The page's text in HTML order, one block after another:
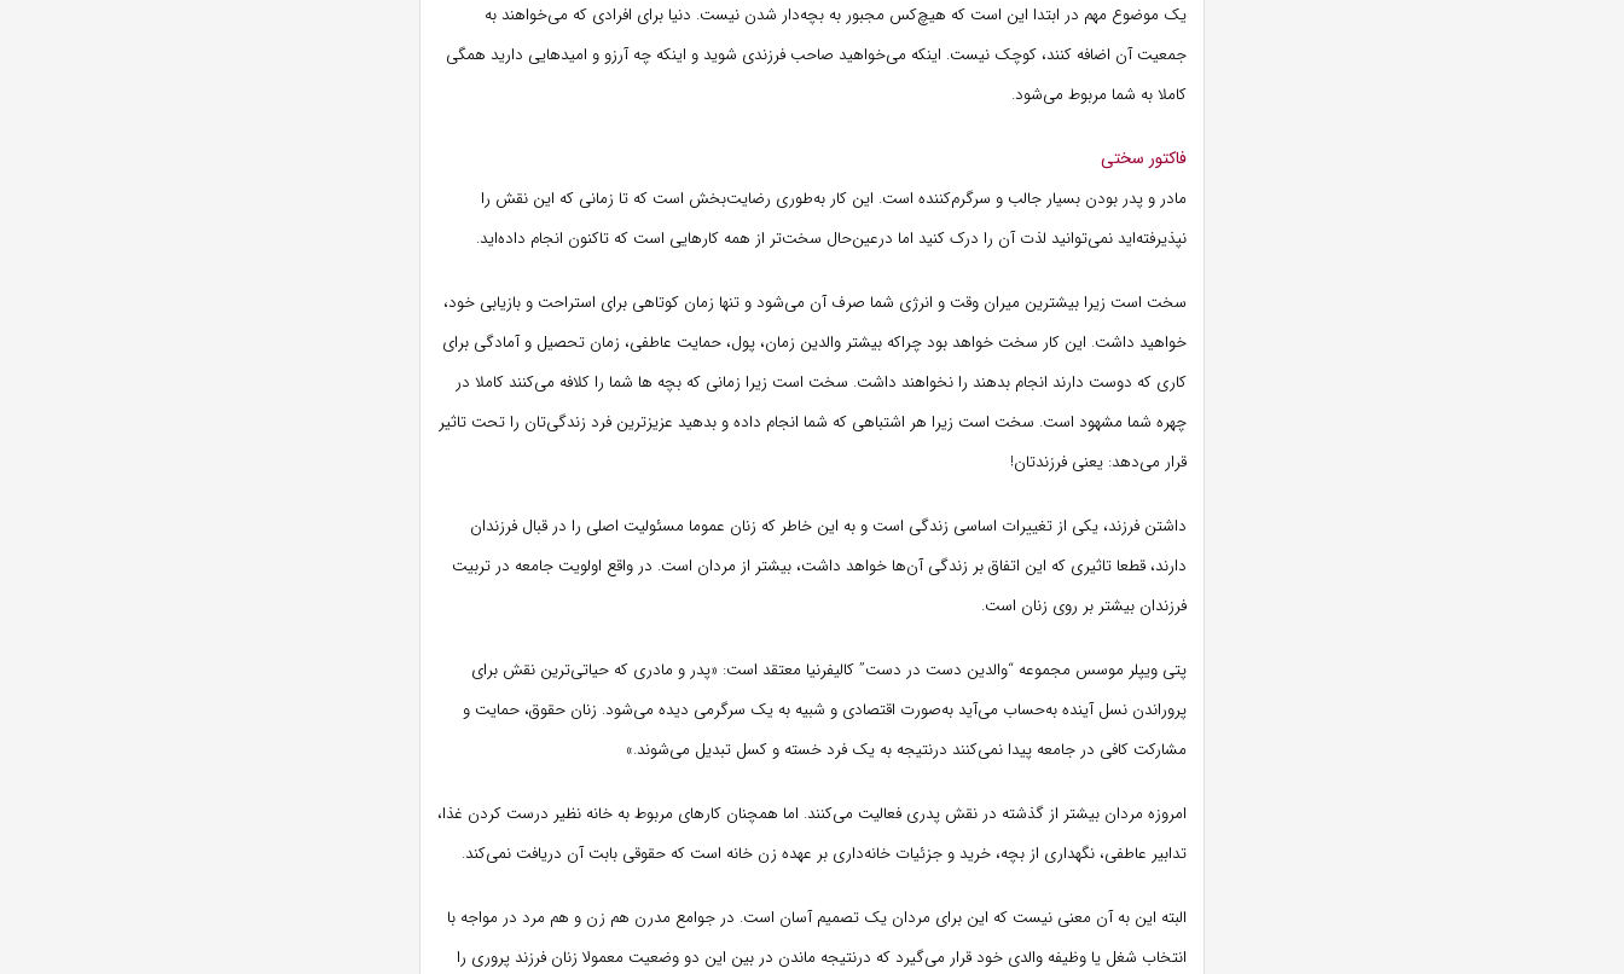
یک موضوع مهم در ابتدا این است که هیچ‌کس مجبور به بچه‌دار شدن نیست. دنیا برای افرادی که می‌خواهند به
جمعیت آن اضافه کنند، کوچک نیست. اینکه می‌خواهید صاحب فرزندی شوید و اینکه چه آرزو و امیدهایی دارید همگی
کاملا به شما مربوط می‌شود.
فاکتور سختی
مادر و پدر بودن بسیار جالب و سرگرم‌کننده است. این کار به‌طوری رضایت‌بخش است که تا زمانی که این نقش را
نپذیرفته‌اید نمی‌توانید لذت آن را درک کنید اما درعین‌حال سخت‌تر از همه کارهایی است که تاکنون انجام داده‌اید.
سخت است زیرا بیشترین میران وقت و انرژی شما صرف آن می‌شود و تنها زمان کوتاهی برای استراحت و بازیابی خود،
خواهید داشت. این کار سخت خواهد بود چراکه بیشتر والدین زمان، پول، حمایت عاطفی، زمان تحصیل و آمادگی برای
کاری که دوست دارند انجام بدهند را نخواهند داشت. سخت است زیرا زمانی که بچه ها شما را کلافه می‌کنند کاملا در
چهره شما مشهود است. سخت است زیرا هر اشتباهی که شما انجام داده و بدهید عزیزترین فرد زندگی‌تان را تحت تاثیر
قرار می‌دهد: یعنی فرزندتان!
داشتن فرزند، یکی از تغییرات اساسی زندگی است و به این خاطر که زنان عموما مسئولیت اصلی را در قبال فرزندان
دارند، قطعا تاثیری که این اتفاق بر زندگی آن‌ها خواهد داشت، بیشتر از مردان است. در واقع اولویت جامعه در تربیت
فرزندان بیشتر بر روی زنان است.
پتی ویپلر موسس مجموعه “والدین دست در دست” کالیفرنیا معتقد است: «پدر و مادری که حیاتی‌ترین نقش برای
پروراندن نسل آینده به‌حساب می‌آید به‌صورت اقتصادی و شبیه به یک سرگرمی دیده می‌شود. زنان حقوق، حمایت و
مشارکت کافی در جامعه پیدا نمی‌کنند درنتیجه به یک فرد خسته و کسل تبدیل می‌شوند.»
امروزه مردان بیشتر از گذشته در نقش پدری فعالیت می‌کنند. اما همچنان کارهای مربوط به خانه نظیر درست کردن غذا،
تدابیر عاطفی، نگهداری از بچه، خرید و جزئیات خانه‌داری بر عهده زن خانه است که حقوقی بابت آن دریافت نمی‌کند.
البته این به آن معنی نیست که این برای مردان یک تصمیم آسان است. در جوامع مدرن هم زن و هم مرد در مواجه با
انتخاب شغل یا وظیفه والدی خود قرار می‌گیرد که درنتیجه‌ ماندن در بین این دو وضعیت معمولا زنان فرزند پروری را